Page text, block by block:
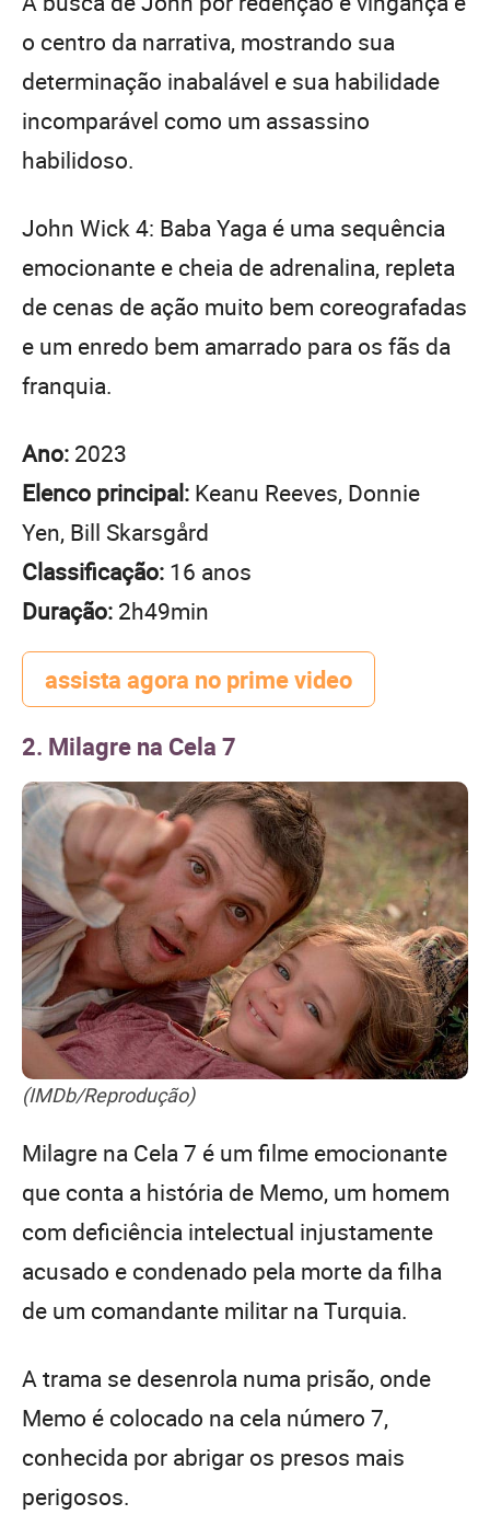
o centro da narrativa, mostrando sua
determinação inabalável e sua habilidade
incomparável como um assassino
habilidoso.
John Wick 4: Baba Yaga é uma sequência
emocionante e cheia de adrenalina, repleta
de cenas de ação muito bem coreografadas
e um enredo bem amarrado para os fãs da
franquia.
Ano: 2023
Elenco principal: Keanu Reeves, Donnie
Yen, Bill Skarsgård
Classificação: 16 anos
Duração: 2h49min
assista agora no prime video
2. Milagre na Cela 7
(IMDb/Reprodução)
Milagre na Cela 7 é um filme emocionante
que conta a história de Memo, um homem
com deficiência intelectual injustamente
acusado e condenado pela morte da filha
de um comandante militar na Turquia.
A trama se desenrola numa prisão, onde
Memo é colocado na cela número 7,
conhecida por abrigar os presos mais
perigosos.